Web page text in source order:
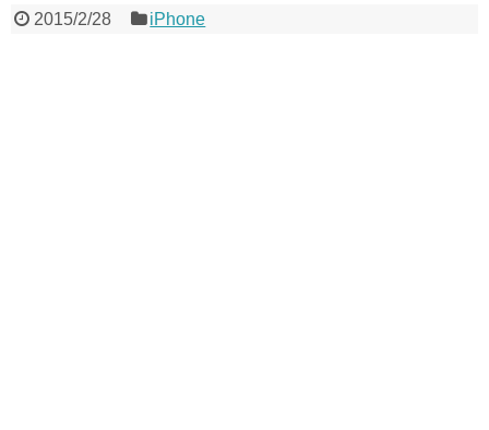
2015/2/28 iPhone